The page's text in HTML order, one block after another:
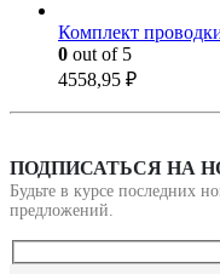
Комплект
0 out of 5
4558,95 ₽
ПОДПИСАТЬСЯ НА
Будьте в курсе последних
предложений.